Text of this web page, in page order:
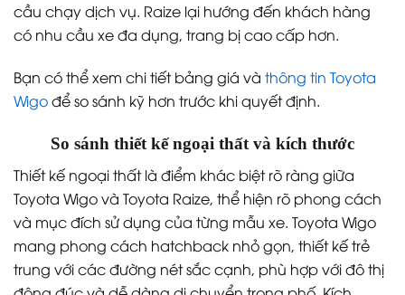
cầu chạy dịch vụ. Raize lại hướng đến khách hàng
có nhu cầu xe đa dụng, trang bị cao cấp hơn.
Bạn có thể xem chi tiết bảng giá và thông tin Toyota
Wigođể so sánh kỹ hơn trước khi quyết định.
So sánh thiết kế ngoại thất và kích thước
Thiết kế ngoại thất là điểm khác biệt rõ ràng giữa
Toyota Wigo và Toyota Raize, thể hiện rõ phong cách
và mục đích sử dụng của từng mẫu xe. Toyota Wigo
mang phong cách hatchback nhỏ gọn, thiết kế trẻ
trung với các đường nét sắc cạnh, phù hợp với đô thị